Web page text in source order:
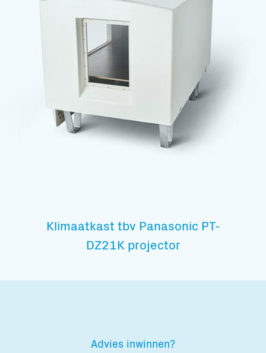
Klimaatkast tbv Panasonic PT-
DZ21K projector
Advies inwinnen?